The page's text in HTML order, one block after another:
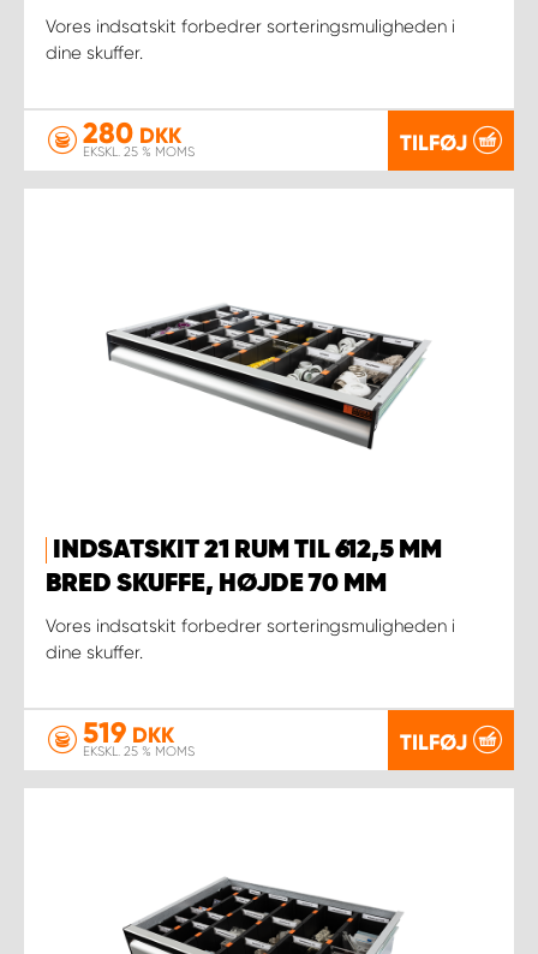
Vores indsatskit forbedrer sorteringsmuligheden i
dine skuffer.
280 DKK
EKSKL. 25 % MOMS TILFØJ
INDSATSKIT 21 RUM TIL 612,5 MM
BRED SKUFFE, HØJDE 70 MM
Vores indsatskit forbedrer sorteringsmuligheden i
dine skuffer.
519 DKK
EKSKL. 25 % MOMS TILFØJ